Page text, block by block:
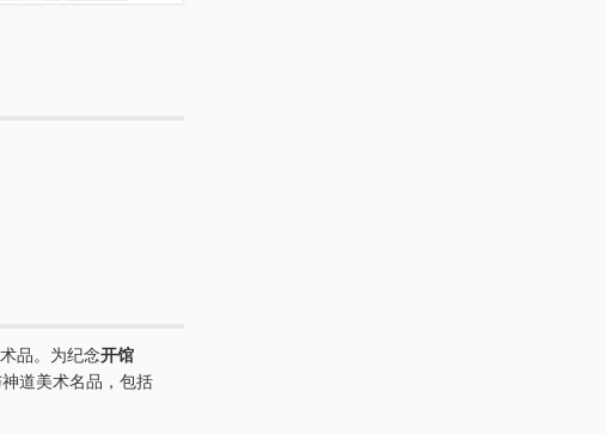
品。为纪念开馆
道美术名品，包括